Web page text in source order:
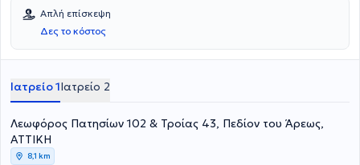
Σχολή του Πανεπιστημίου Πατρών. Ολοκλήρωσε την ειδικότητά του
στην ψυχιατρική στο Γενικό Νοσοκομείο Ελευσίνας “Θριάσιο” και
στη νευρολογία στο Γενικό Νοσοκομείο Αττικής “ΚΑΤ”, καθώς επίσης
και στη νευρολογία στο Γενικό Νοσοκομείο Αθηνών “Ο
όπως αγγειακά εγκεφαλικά επεισόδια, άνοια, πάρκινσον,
επιληψία, σκλήρυνση κατά πλάκας, μυασθένεια, ημικρανία,
έχει λάβει μέρος σε πλήθος ιατρικών σεμιναρίων και συνεδρίων,
ενώ έχει συμμετάσχει και στην εκπόνηση ιατρικών εργασιών.
Απλή επίσκεψη
Δες το κόστος
Ιατρείο 1Ιατρείο 2
Λεωφόρος Πατησίων 102 & Τροίας 43, Πεδίον του Άρεως,
ΑΤΤΙΚΗ
8,1 km